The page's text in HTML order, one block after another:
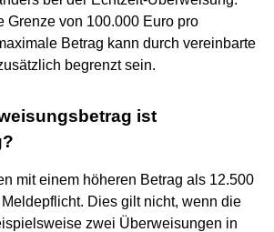
Grenze von 100.000 Euro pro
Betrag kann durch vereinbarte
begrenzt sein.
ist
mit einem höheren Betrag als 12.500
Dies gilt nicht, wenn die
zwei Überweisungen in